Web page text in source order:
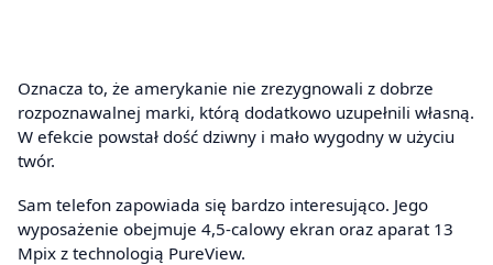
Oznacza to, że amerykanie nie zrezygnowali z dobrze
rozpoznawalnej marki, którą dodatkowo uzupełnili własną.
W efekcie powstał dość dziwny i mało wygodny w użyciu
twór.
Sam telefon zapowiada się bardzo interesująco. Jego
wyposażenie obejmuje 4,5-calowy ekran oraz aparat 13
Mpix z technologią PureView.